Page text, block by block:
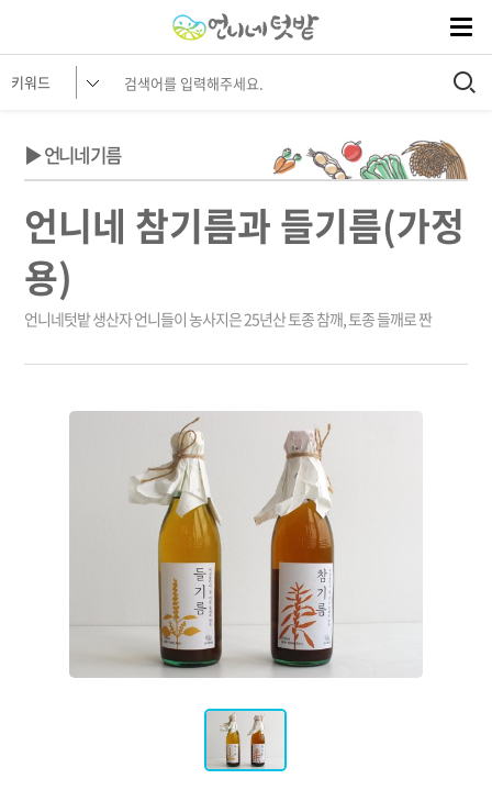
▶ 언니네 기름
언니네 참기름과 들기름(가정
용)
언니네텃밭 생산자 언니들이 농사지은 25년산 토종 참깨, 토종 들깨로 짠